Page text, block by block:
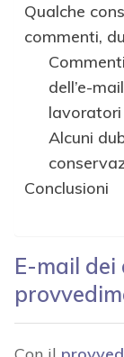
Qualche
commenti,
dell’e-
lavoratori
Alcuni
Conclusioni
E-mail